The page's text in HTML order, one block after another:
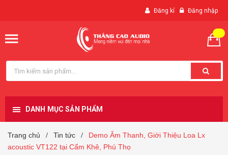
Đăng kí Đăng nhập
DANH MỤC SẢN PHẨM
Trang chủ / Tin tức /
Demo Âm Thanh, Giới Thiệu Loa Lx
acoustic VT122 tại Cẩm Khê, Phú Thọ